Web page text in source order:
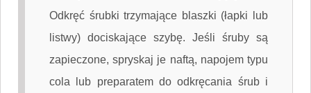
Odkręć śrubki trzymające blaszki (łapki lub
listwy) dociskające szybę. Jeśli śruby są
zapieczone, spryskaj je naftą, napojem typu
cola lub preparatem do odkręcania śrub i